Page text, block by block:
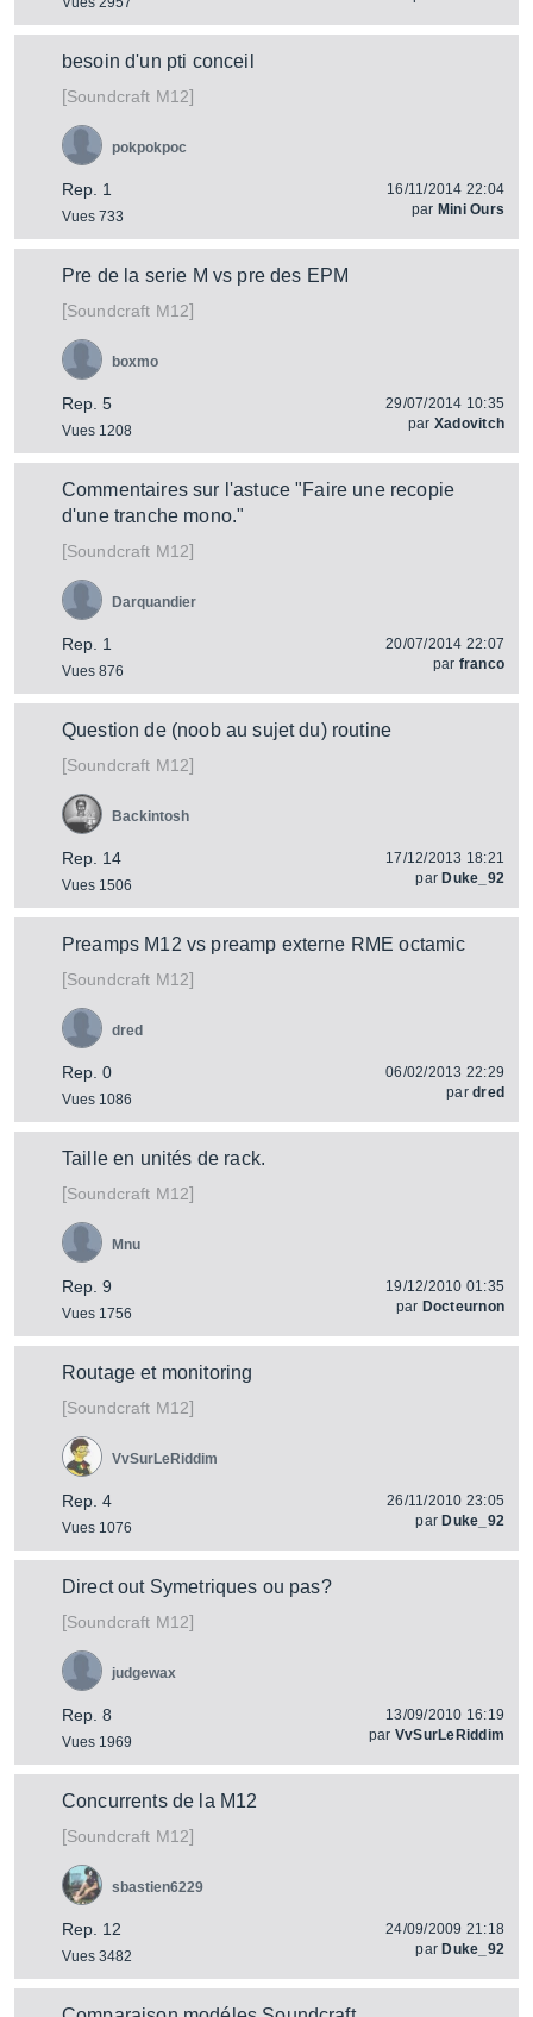
besoin d'un pti conceil
[Soundcraft M12]
Rep. 1
Vues 733
pokpokpoc
16/11/2014 22:04
par Mini Ours
Pre de la serie M vs pre des EPM
[Soundcraft M12]
Rep. 5
Vues 1208
boxmo
29/07/2014 10:35
par Xadovitch
Commentaires sur l'astuce "Faire une recopie
d'une tranche mono."
[Soundcraft M12]
Rep. 1
Vues 876
Darquandier
20/07/2014 22:07
par franco
Question de (noob au sujet du) routine
[Soundcraft M12]
Rep. 14
Vues 1506
Backintosh
17/12/2013 18:21
par Duke_92
Preamps M12 vs preamp externe RME octamic
[Soundcraft M12]
Rep. 0
Vues 1086
dred
06/02/2013 22:29
pardred
Taille en unités de rack.
[Soundcraft M12]
Rep. 9
Vues 1756
Mnu
19/12/2010 01:35
par Docteurnon
Routage et monitoring
[Soundcraft M12]
Rep. 4
Vues 1076
VvSurLeRiddim
26/11/2010 23:05
par Duke_92
Direct out Symetriques ou pas?
[Soundcraft M12]
Rep. 8
Vues 1969
judgewax
13/09/2010 16:19
par VvSurLeRiddim
Concurrents de la M12
[Soundcraft M12]
Rep. 12
Vues 3482
sbastien6229
24/09/2009 21:18
par Duke_92